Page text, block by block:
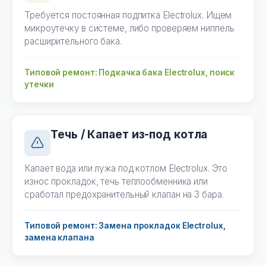
Требуется постоянная подпитка Electrolux. Ищем
микроутечку в системе, либо проверяем ниппель
расширительного бака.
Типовой ремонт: Подкачка бака Electrolux, поиск
утечки
Течь / Капает из-под котла
Капает вода или лужа под котлом Electrolux. Это
износ прокладок, течь теплообменника или
сработал предохранительный клапан на 3 бара.
Типовой ремонт: Замена прокладок Electrolux,
замена клапана